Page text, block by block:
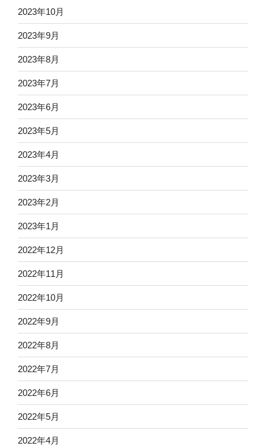
2023年10月
2023年9月
2023年8月
2023年7月
2023年6月
2023年5月
2023年4月
2023年3月
2023年2月
2023年1月
2022年12月
2022年11月
2022年10月
2022年9月
2022年8月
2022年7月
2022年6月
2022年5月
2022年4月